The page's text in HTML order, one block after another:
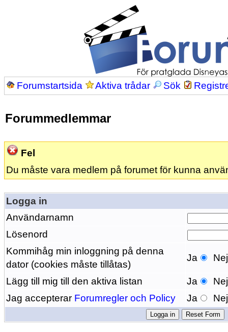
Forumstartsida Aktiva trådar Sök
Forummedlemmar
Fel
Du måste vara medlem på forumet för kunna
Logga in
Användarnamn
Lösenord
Kommihåg min inloggning på denna
dator (cookies måste tillåtas)
Ja Nej
Lägg till mig till den aktiva listan Ja
Nej
Jag accepterar Forumregler och Policy Ja Nej